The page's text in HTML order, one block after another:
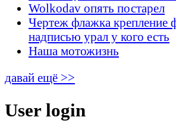
Wolkodav опять постарел
Чертеж флажка крепление
надписью урал у кого есть
Наша мотожизнь
давай ещё >>
User login